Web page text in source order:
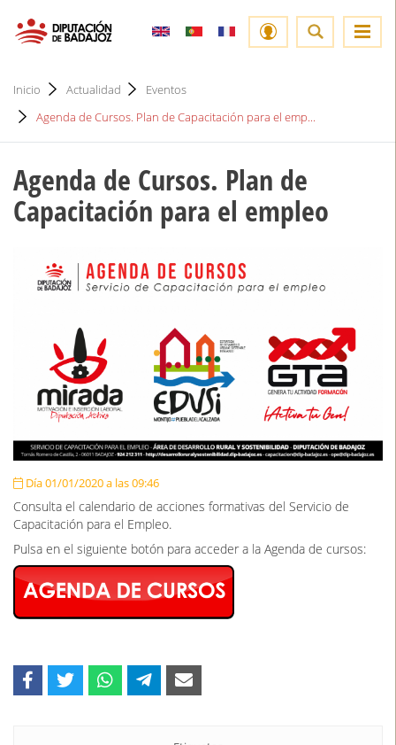
Inicio Actualidad
Eventos
Agenda de Cursos. Plan de Capacitación para el emp...
Agenda de Cursos. Plan de
Capacitación para el empleo
Día 01/01/2020 a las 09:46
Consulta el calendario de acciones formativas del Servicio de
Capacitación para el Empleo.
Pulsa en el siguiente botón para acceder a la Agenda de cursos: